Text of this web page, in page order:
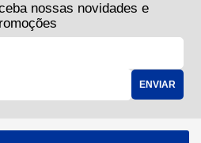
nossas novidades e
ENVIAR